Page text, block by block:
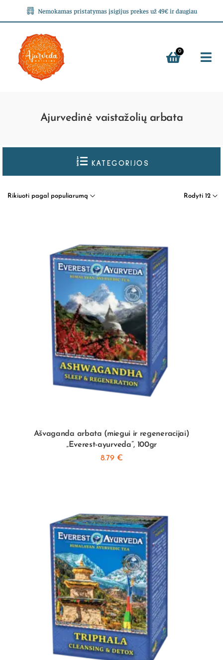
Nemokamas pristatymas įsigijus prekes už 49€ ir daugiau
0
Ajurvedinė vaistažolių arbata
KATEGORIJOS
Rodyti 12
Rikiuoti pagal populiarumą
Ašvaganda arbata (miegui ir regeneracijai)
„Everest-ayurveda”, 100gr
8.79 €